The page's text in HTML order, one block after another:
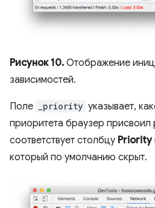
Рисунок 10. Отображение
зависимостей.
Поле _priority указывает,
приоритета браузер присвоил
соответствует столбцу Priority
который по умолчанию скрыт.